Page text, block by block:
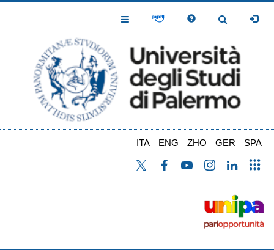
Toggle
Toggle
ITA ENG ZHO GER SPA